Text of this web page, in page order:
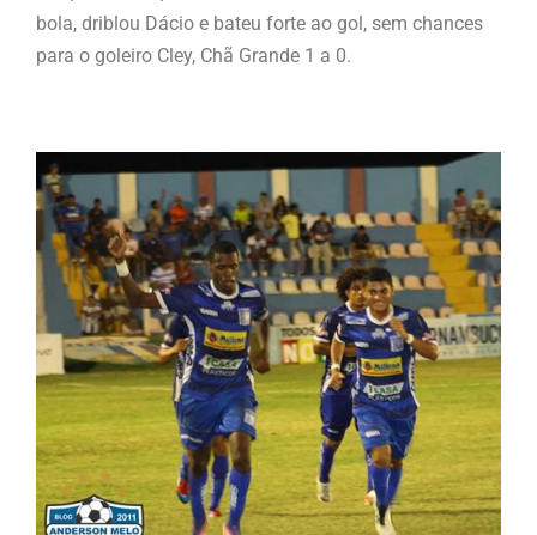
bola, driblou Dácio e bateu forte ao gol, sem chances
para o goleiro Cley, Chã Grande 1 a 0.